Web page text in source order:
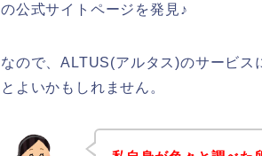
の公式サイトページを発見♪
なので、ALTUS(アルタス)のサービス
とよいかもしれません。